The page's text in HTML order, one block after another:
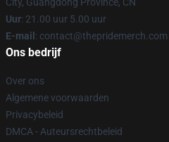
Uur: 21.00 uur 5.00 uur
E-mail : contact@thepridemerch.com
Ons bedrijf
Over ons
Algemene voorwaarden
Privacybeleid
DMCA - Auteursrechtbeleid